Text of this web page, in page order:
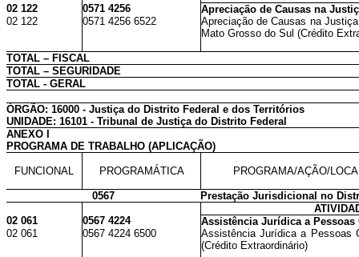
02 122
0571 4256
Apreciação de Causas na
02 122
0571 4256 6522
Apreciação de Causas na
Mato Grosso do Sul (Crédito
TOTAL – FISCAL
TOTAL – SEGURIDADE
TOTAL - GERAL
ÓRGÃO: 16000 - Justiça do Distrito Federal e dos Territórios
UNIDADE: 16101 - Tribunal de Justiça do Distrito Federal
ANEXO I
PROGRAMA DE TRABALHO (APLICAÇÃO)
FUNCIONAL PROGRAMÁTICA PROGRAMA/AÇÃO/
0567
Prestação Jurisdicional no
02 061
0567 4224
Assistência Jurídica a Pessoas
02 061
0567 4224 6500
Assistência Jurídica a Pessoas
(Crédito Extraordinário)